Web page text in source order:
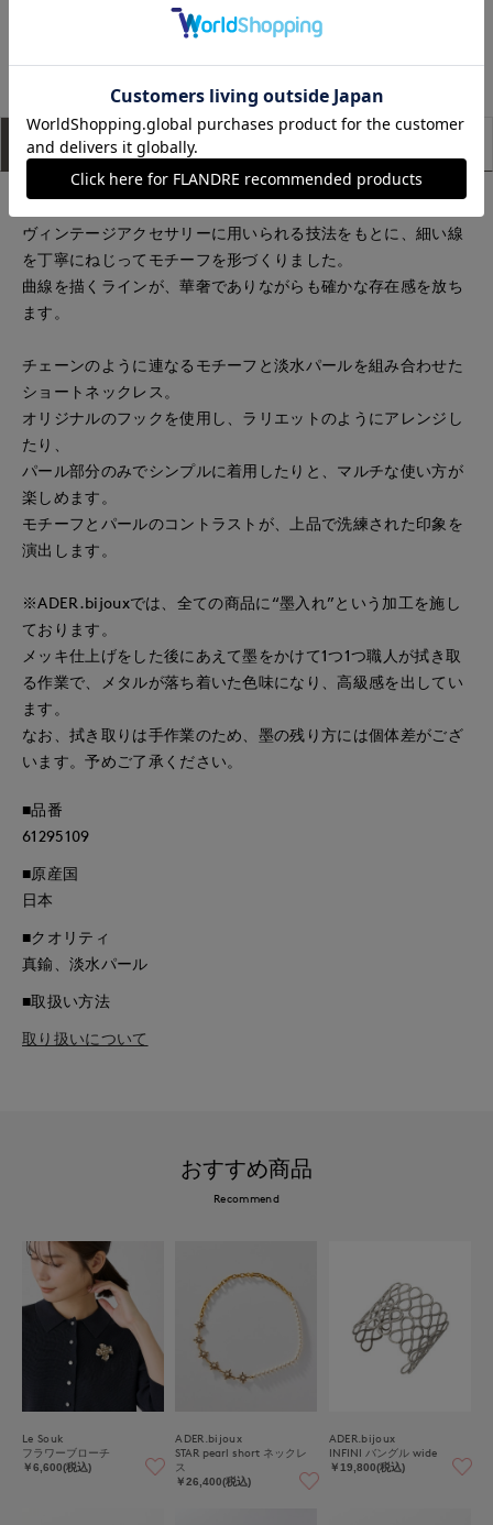
アイテム説明
ヴィンテージアクセサリーに用いられる技法をもとに、細い線
を丁寧にねじってモチーフを形づくりました。
曲線を描くラインが、華奢でありながらも確かな存在感を放ち
ます。
チェーンのように連なるモチーフと淡水パールを組み合わせた
ショートネックレス。
オリジナルのフックを使用し、ラリエットのようにアレンジし
たり、
パール部分のみでシンプルに着用したりと、マルチな使い方が
楽しめます。
モチーフとパールのコントラストが、上品で洗練された印象を
演出します。
※ADER.bijouxでは、全ての商品に“墨入れ”という加工を施し
ております。
メッキ仕上げをした後にあえて墨をかけて1つ1つ職人が拭き取
る作業で、メタルが落ち着いた色味になり、高級感を出してい
ます。
なお、拭き取りは手作業のため、墨の残り方には個体差がござ
います。予めご了承ください。
■品番
61295109
■原産国
日本
■クオリティ
真鍮、淡水パール
■取扱い方法
取り扱いについて
おすすめ商品
Recommend
Le Souk
フラワーブローチ
￥6,600(税込)
ADER.bijoux
STAR pearl short ネックレ
ス
￥26,400(税込)
ADER.bijoux
INFINI バングル wide
￥19,800(税込)